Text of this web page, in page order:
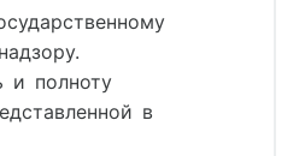
и  полноту
в